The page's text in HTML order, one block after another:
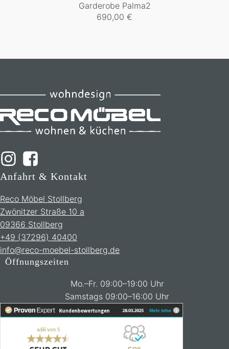
Garderobe Palma2
690,00 €
Anfahrt & Kontakt
Reco Möbel Stollberg
Zwönitzer Straße 10 a
09366 Stollberg
+49 (37296) 40400
info@reco-moebel-stollberg.de
Öffnungszeiten
Mo.–Fr. 09:00–19:00 Uhr
Samstags 09:00–16:00 Uhr